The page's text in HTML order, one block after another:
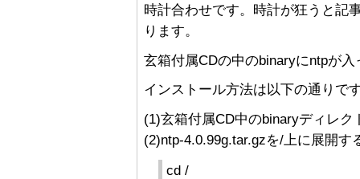
時計合わせです。時計が狂うと記
ります。
玄箱付属CDの中のbinaryにntpが
インストール方法は以下の通りで
(1)玄箱付属CD中のbinaryディレ
(2)ntp-4.0.99g.tar.gzを/上に展開
cd /